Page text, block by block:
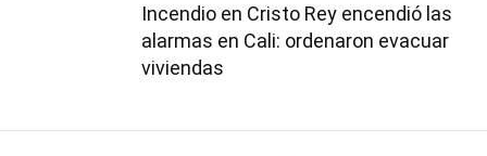
Incendio en Cristo Rey encendió las
alarmas en Cali: ordenaron evacuar
viviendas